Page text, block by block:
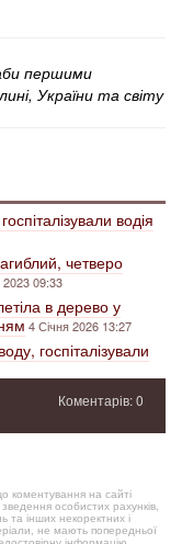
першими
України та світу
водія
четверо
09:33
в дерево у
4 Січня 2026 13:27
госпіталізували
Коментарів: 0
коментування на сайті
особистих рахунків,
та інших некоректних і
не мають попередньої